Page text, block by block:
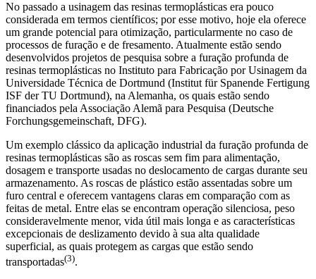
No passado a usinagem das resinas termoplásticas era pouco
considerada em termos científicos; por esse motivo, hoje ela oferece
um grande potencial para otimização, particularmente no caso de
processos de furação e de fresamento. Atualmente estão sendo
desenvolvidos projetos de pesquisa sobre a furação profunda de
resinas termoplásticas no Instituto para Fabricação por Usinagem da
Universidade Técnica de Dortmund (Institut für Spanende Fertigung
ISF der TU Dortmund), na Alemanha, os quais estão sendo
financiados pela Associação Alemã para Pesquisa (Deutsche
Forchungsgemeinschaft, DFG).
Um exemplo clássico da aplicação industrial da furação profunda de
resinas termoplásticas são as roscas sem fim para alimentação,
dosagem e transporte usadas no deslocamento de cargas durante seu
armazenamento. As roscas de plástico estão assentadas sobre um
furo central e oferecem vantagens claras em comparação com as
feitas de metal. Entre elas se encontram operação silenciosa, peso
consideravelmente menor, vida útil mais longa e as características
excepcionais de deslizamento devido à sua alta qualidade
superficial, as quais protegem as cargas que estão sendo
transportadas(3).